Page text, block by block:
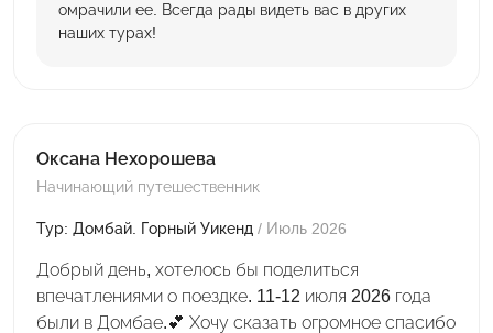
омрачили ее. Всегда рады видеть вас в других
наших турах!
Оксана Нехорошева
Начинающий путешественник
Тур: Домбай. Горный Уикенд / Июль 2026
Добрый день, хотелось бы поделиться
впечатлениями о поездке. 11-12 июля 2026 года
были в Домбае.💕 Хочу сказать огромное спасибо